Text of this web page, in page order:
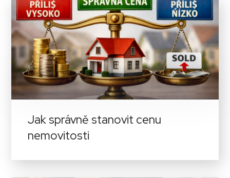
Jak správně stanovit cenu
nemovitosti